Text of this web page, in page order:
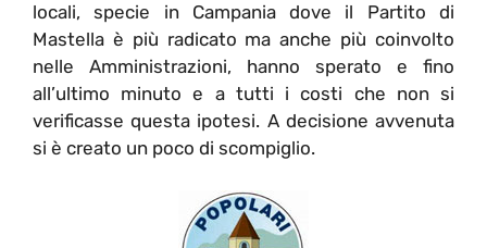
locali, specie in Campania dove il Partito di
Mastella è più radicato ma anche più coinvolto
nelle Amministrazioni, hanno sperato e fino
all’ultimo minuto e a tutti i costi che non si
verificasse questa ipotesi. A decisione avvenuta
si è creato un poco di scompiglio.